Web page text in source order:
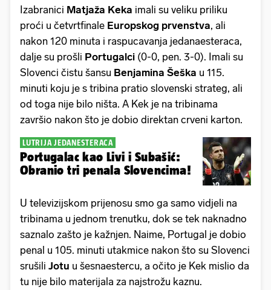
Izabranici Matjaža Keka imali su veliku priliku
proći u četvrtfinale Europskog prvenstva, ali
nakon 120 minuta i raspucavanja jedanaesteraca,
dalje su prošli Portugalci (0-0, pen. 3-0). Imali su
Slovenci čistu šansu Benjamina Šeška u 115.
minuti koju je s tribina pratio slovenski strateg, ali
od toga nije bilo ništa. A Kek je na tribinama
završio nakon što je dobio direktan crveni karton.
LUTRIJA JEDANESTERACA
Portugalac kao Livi i Subašić:
Obranio tri penala Slovencima!
U televizijskom prijenosu smo ga samo vidjeli na
tribinama u jednom trenutku, dok se tek naknadno
saznalo zašto je kažnjen. Naime, Portugal je dobio
penal u 105. minuti utakmice nakon što su Slovenci
srušili Jotu u šesnaestercu, a očito je Kek mislio da
tu nije bilo materijala za najstrožu kaznu.